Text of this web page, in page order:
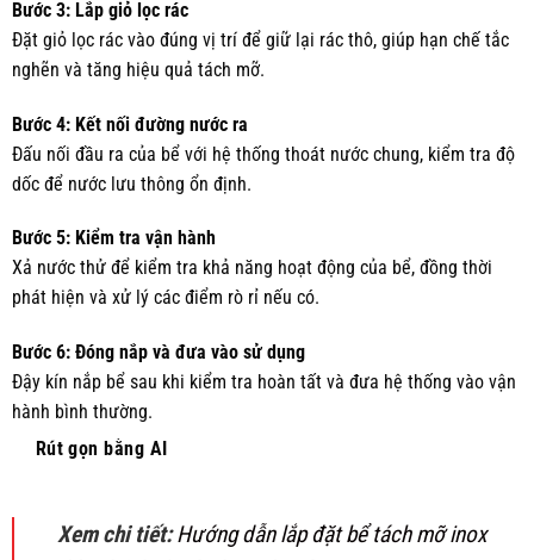
Bước 3: Lắp giỏ lọc rác
Đặt giỏ lọc rác vào đúng vị trí để giữ lại rác thô, giúp hạn chế tắc
nghẽn và tăng hiệu quả tách mỡ.
Bước 4: Kết nối đường nước ra
Đấu nối đầu ra của bể với hệ thống thoát nước chung, kiểm tra độ
dốc để nước lưu thông ổn định.
Bước 5: Kiểm tra vận hành
Xả nước thử để kiểm tra khả năng hoạt động của bể, đồng thời
phát hiện và xử lý các điểm rò rỉ nếu có.
Bước 6: Đóng nắp và đưa vào sử dụng
Đậy kín nắp bể sau khi kiểm tra hoàn tất và đưa hệ thống vào vận
hành bình thường.
Rút gọn bằng AI
Xem chi tiết: Hướng dẫn lắp đặt bể tách mỡ inox